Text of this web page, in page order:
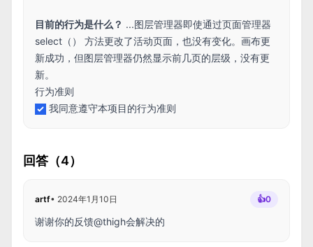
目前的行为是什么？ ...图层管理器即使通过页面管理器
select（） 方法更改了活动页面，也没有变化。画布更
新成功，但图层管理器仍然显示前几页的层级，没有更
新。
行为准则
我同意遵守本项目的行为准则
回答（4）
artf• 2024年1月10日 👍0
谢谢你的反馈@thigh会解决的